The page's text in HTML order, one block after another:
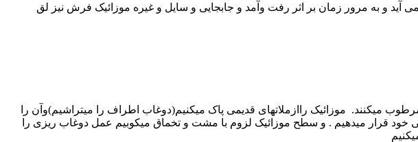
آید و به مرور زمان بر اثر رفت وآمد و جابجایی و سایل و غیره موزائیک فرش نیز لق
میکنند. موزائیک راازملاتهای قدیمی پاک میکنیم(دوغاب اطراف را میتراشیم)وآن را
قرار میدهیم . و سطح موزائیک لزوم با مشت و تخماق میکوبیم عمل دوغاب ریزی را